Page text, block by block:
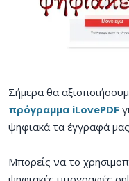
Σήμερα θα
πρόγραμμα iLovePDF
ψηφιακά τα έγγραφά
Μπορείς να το